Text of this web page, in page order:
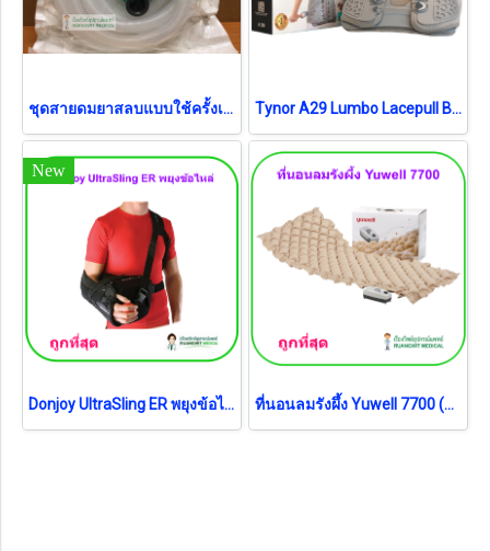
ชุดสายดมยาสลบแบบใช้ครั้งเดียว Anesthesia Breathing Circuit MF-LAB เด็ก (B0580) Tynor A29 Lumbo Lacepull Brace เข็มขัดพยุงหลังระบบล็อกเลสพูลแบบดึง (รุ่นใหม่)
New
Donjoy UltraSling ER พยุงข้อไหล่ ไซส์ M (รุ่นพรีเมี่ยม) ที่นอนลมรังผึ้ง Yuwell 7700 (รับประกันศูนย์ 1 ปี) (ส่ง Flash)